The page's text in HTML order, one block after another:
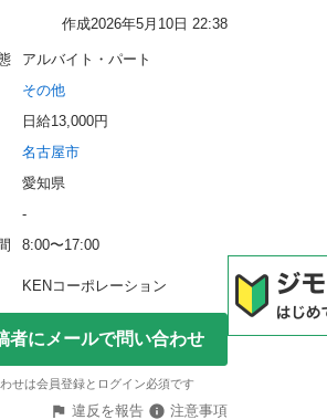
作成2026年5月10日 22:38
アルバイト・パート
その他
日給13,000円
名古屋市
愛知県
-
8:00〜17:00
KENコーポレーション
者にメールで問い合わせ
せは会員登録とログイン必須です
違反を報告
注意事項